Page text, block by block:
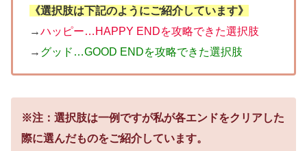
《選択肢は下記のようにご紹介しています》
→ハッピー…HAPPY ENDを攻略できた選択肢
→ グッド…GOOD ENDを攻略できた選択肢
※注：選択肢は一例ですが私が各エンドをクリアした
際に選んだものをご紹介しています。